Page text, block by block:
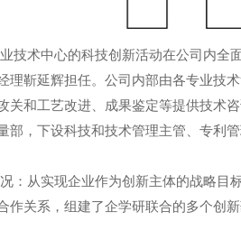
技术中心的科技创新活动在公司内全
理靳延辉担任。公司内部由各专业技
关和工艺改进、成果鉴定等提供技术
部，下设科技和技术管理主管、专利
：从实现企业作为创新主体的战略目
作关系，组建了企学研联合的多个创